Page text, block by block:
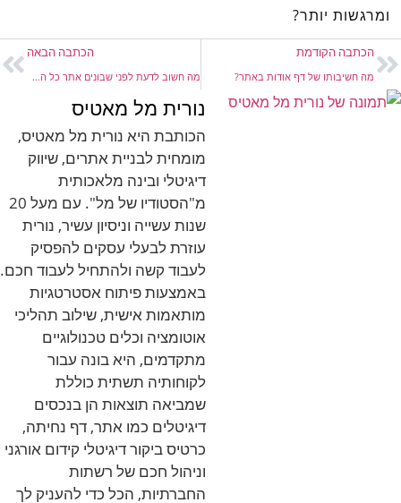
ומרגשות יותר?
הכתבה הקודמת
מה חשיבותו של דף אודות באתר?
הכתבה הבאה
מה חשוב לדעת לפני שבונים אתר כל השלבים מא-ת
נורית מל מאטיס
הכותבת היא נורית מל מאטיס,
מומחית לבניית אתרים, שיווק
דיגיטלי ובינה מלאכותית
מ"הסטודיו של מל". עם מעל 20
שנות עשייה וניסיון עשיר, נורית
עוזרת לבעלי עסקים להפסיק
לעבוד קשה ולהתחיל לעבוד חכם.
באמצעות פיתוח אסטרטגיות
מותאמות אישית, שילוב תהליכי
אוטומציה וכלים טכנולוגיים
מתקדמים, היא בונה עבור
לקוחותיה תשתית כוללת
שמביאה תוצאות הן בנכסים
דיגיטלים כמו אתר, דף נחיתה,
כרטיס ביקור דיגיטלי קידום אורגני
וניהול חכם של רשתות
החברתיות, הכל כדי להעניק לך